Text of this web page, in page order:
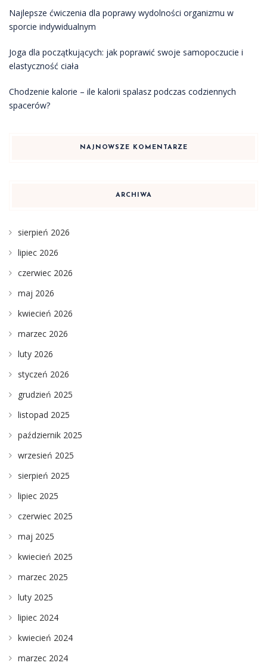
Najlepsze ćwiczenia dla poprawy wydolności organizmu w
sporcie indywidualnym
Joga dla początkujących: jak poprawić swoje samopoczucie i
elastyczność ciała
Chodzenie kalorie – ile kalorii spalasz podczas codziennych
spacerów?
NAJNOWSZE KOMENTARZE
ARCHIWA
sierpień 2026
lipiec 2026
czerwiec 2026
maj 2026
kwiecień 2026
marzec 2026
luty 2026
styczeń 2026
grudzień 2025
listopad 2025
październik 2025
wrzesień 2025
sierpień 2025
lipiec 2025
czerwiec 2025
maj 2025
kwiecień 2025
marzec 2025
luty 2025
lipiec 2024
kwiecień 2024
marzec 2024